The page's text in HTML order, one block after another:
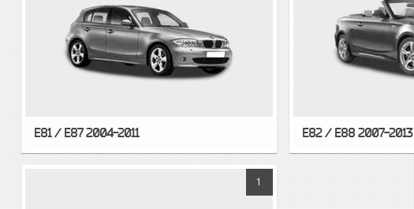
E81 / E87 2004-2011 E82 / E88 2007-2013
1